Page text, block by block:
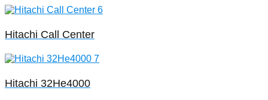
Hitachi Call Center
Hitachi 32He4000